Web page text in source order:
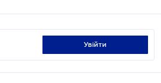
увійти